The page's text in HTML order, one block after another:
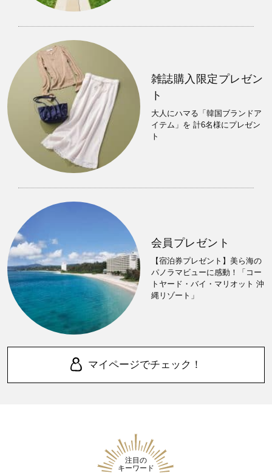
雑誌購入限定プレゼン
ト
大人にハマる「韓国ブランドア
イテム」を 計6名様にプレゼン
ト
会員プレゼント
【宿泊券プレゼント】美ら海の
パノラマビューに感動！「コー
トヤード・バイ・マリオット 沖
縄リゾート」
マイページでチェック！
注目の
キーワード